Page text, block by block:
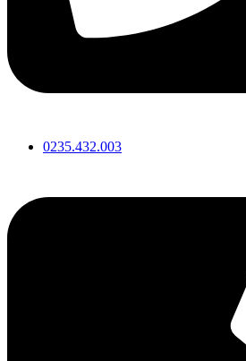
0235.432.003